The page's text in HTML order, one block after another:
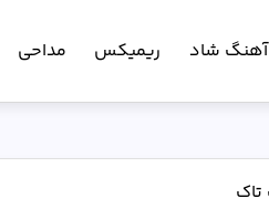
آهنگ شاد ریمیکس مداحی